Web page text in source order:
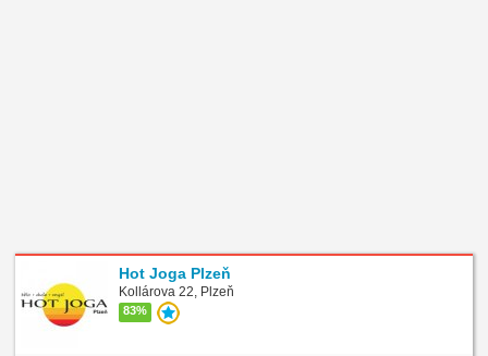
Hot Joga Plzeň
Kollárova 22, Plzeň
83%